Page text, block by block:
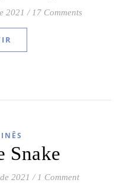
2021 / 17 Comments
Snake
2021 / 1 Comment